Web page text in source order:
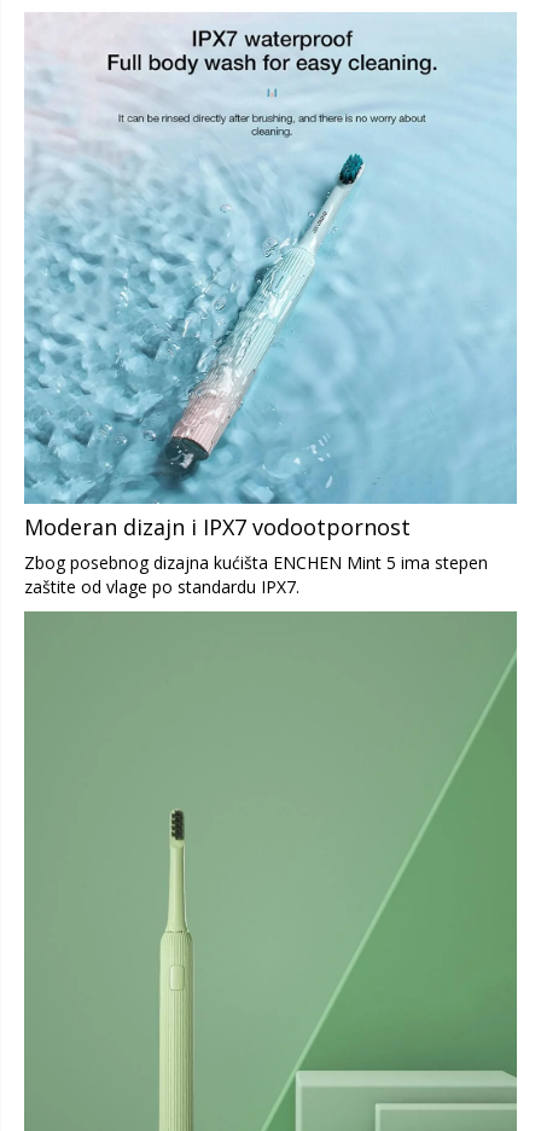
Moderan dizajn i IPX7 vodootpornost
Zbog posebnog dizajna kućišta ENCHEN Mint 5 ima stepen
zaštite od vlage po standardu IPX7.